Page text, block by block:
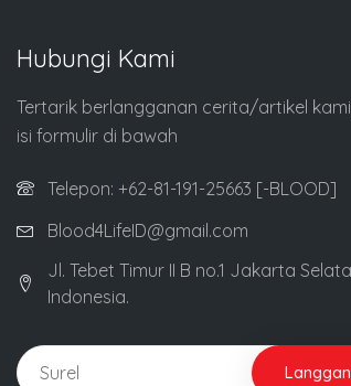
Hubungi Kami
Tertarik berlangganan cerita/artikel
isi formulir di bawah
Telepon: +62-81-191-25663 [-BLOOD]
Blood4LifeID@gmail.com
Jl. Tebet Timur II B no.1 Jakarta
Indonesia.